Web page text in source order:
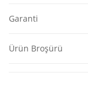
Garanti
Ürün Broşürü